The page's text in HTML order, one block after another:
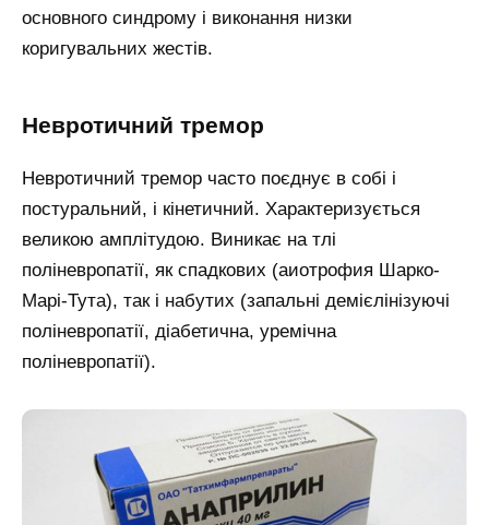
основного синдрому і виконання низки
коригувальних жестів.
Невротичний тремор
Невротичний тремор часто поєднує в собі і
постуральний, і кінетичний. Характеризується
великою амплітудою. Виникає на тлі
поліневропатії, як спадкових (аиотрофия Шарко-
Марі-Тута), так і набутих (запальні демієлінізуючі
поліневропатії, діабетична, уремічна
поліневропатії).